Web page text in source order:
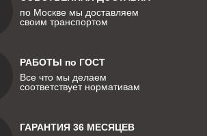
по Москве мы доставляем
своим транспортом
РАБОТЫ по ГОСТ
Все что мы делаем
соответствует нормативам
ГАРАНТИЯ 36 МЕСЯЦЕВ